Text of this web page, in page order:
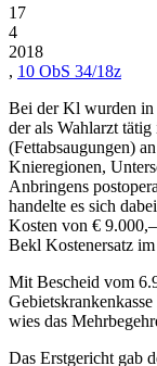
17
4
2018
, 10 ObS 34/18z
Bei der Kl wurden in
der als Wahlarzt
(Fettabsaugungen)
Knieregionen,
Anbringens
handelte es sich
Kosten von €
Bekl Kostenersatz
Mit Bescheid vom
wies das
Das Erstgericht gab